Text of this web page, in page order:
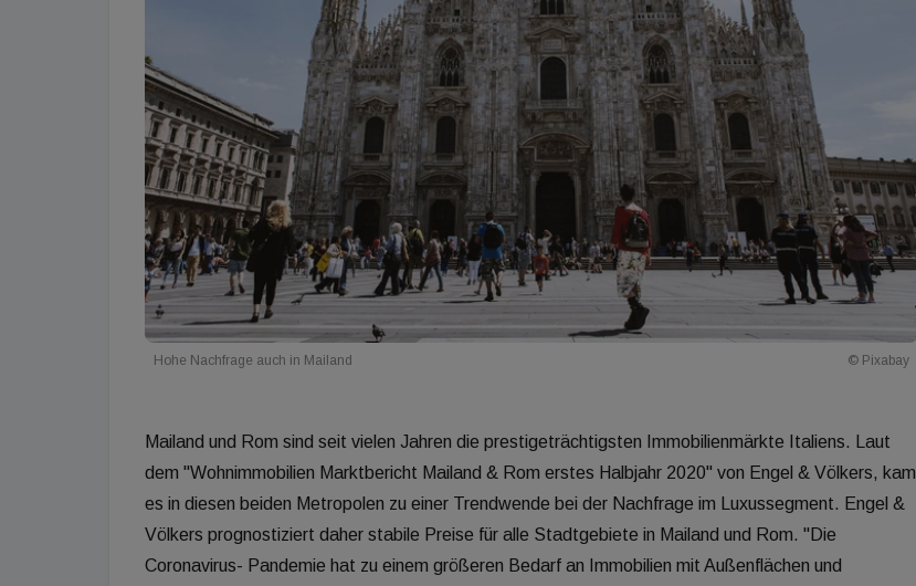
Hohe Nachfrage auch in Mailand © Pixabay
Mailand und Rom sind seit vielen Jahren die prestigeträchtigsten Immobilienmärkte Italiens. Laut
dem "Wohnimmobilien Marktbericht Mailand & Rom erstes Halbjahr 2020" von Engel & Völkers, kam
es in diesen beiden Metropolen zu einer Trendwende bei der Nachfrage im Luxussegment. Engel &
Völkers prognostiziert daher stabile Preise für alle Stadtgebiete in Mailand und Rom. "Die
Coronavirus- Pandemie hat zu einem größeren Bedarf an Immobilien mit Außenflächen und